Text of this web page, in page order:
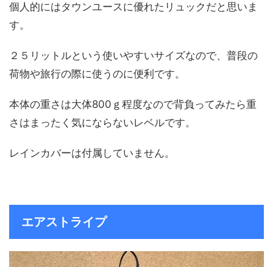
個人的にはタウンユースに優れたリュックだと思いま
す。
２５リットルという使いやすいサイズなので、普段の
荷物や旅行の際に使うのに便利です。
本体の重さは大体800ｇ程度なので背負ってみたら重
さはまったく気にならないレベルです。
レインカバーは付属していません。
エアストライプ